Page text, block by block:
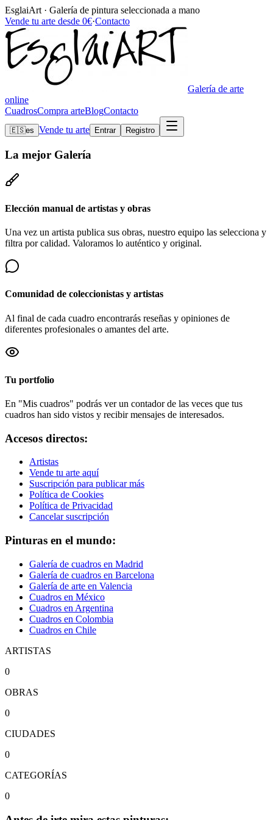
EsglaiArt · Galería de pintura seleccionada a mano
Vende tu arte desde 0€·Contacto
Galería de arte
online
CuadrosCompra arteBlogContacto
🇪🇸es Vende tu arte Entrar Registro
La mejor Galería
Elección manual de artistas y obras
Una vez un artista publica sus obras, nuestro equipo las selecciona y
filtra por calidad. Valoramos lo auténtico y original.
Comunidad de coleccionistas y artistas
Al final de cada cuadro encontrarás reseñas y opiniones de
diferentes profesionales o amantes del arte.
Tu portfolio
En "Mis cuadros" podrás ver un contador de las veces que tus
cuadros han sido vistos y recibir mensajes de interesados.
Accesos directos:
Artistas
Vende tu arte aquí
Suscripción para publicar más
Política de Cookies
Política de Privacidad
Cancelar suscripción
Pinturas en el mundo:
Galería de cuadros en Madrid
Galería de cuadros en Barcelona
Galería de arte en Valencia
Cuadros en México
Cuadros en Argentina
Cuadros en Colombia
Cuadros en Chile
ARTISTAS
0
OBRAS
0
CIUDADES
0
CATEGORÍAS
0